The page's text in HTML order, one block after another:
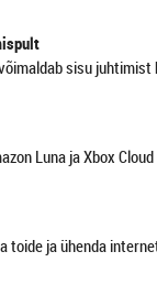
sisu
Luna ja Xbox
toide ja ühenda